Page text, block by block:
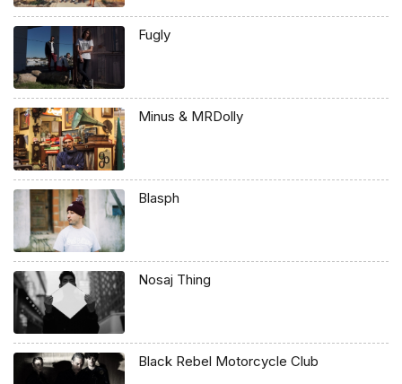
Fugly
Minus & MRDolly
Blasph
Nosaj Thing
Black Rebel Motorcycle Club